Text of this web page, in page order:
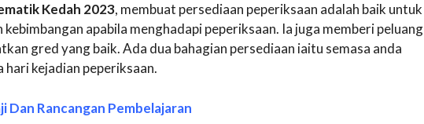
Kedah 2023, membuat persediaan peperiksaan adalah baik untuk
apabila menghadapi peperiksaan. Ia juga memberi peluang
gred yang baik. Ada dua bahagian persediaan iaitu semasa anda
hari kejadian peperiksaan.
Dan Rancangan Pembelajaran